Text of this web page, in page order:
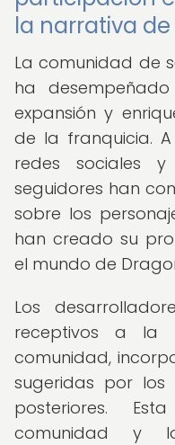
la narrativa
La comunidad de
ha
expansión y
de la franquicia.
redes sociales y
seguidores han
sobre los
han creado su
el mundo de
Los
receptivos a la
comunidad,
sugeridas por los
posteriores.
comunidad y